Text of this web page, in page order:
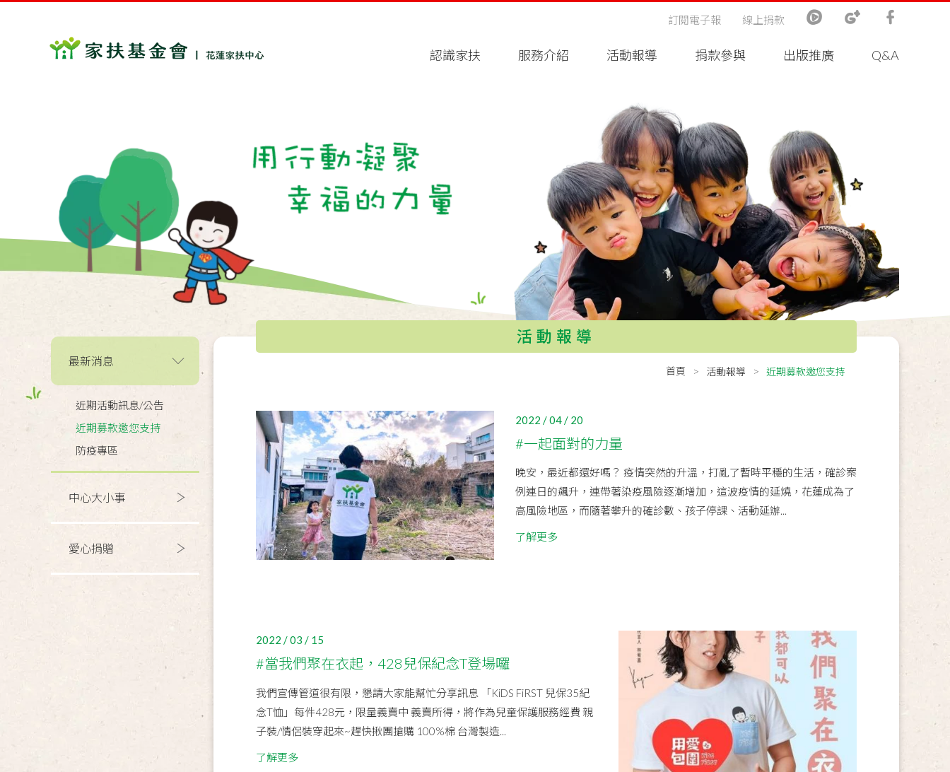
認識家扶 服務介紹 活動報導 捐款參與 出版推廣 Q&A
訂閱電子報 線上捐款
最新消息
近期活動訊息/公告
近期募款邀您支持
防疫專區
中心大小事
愛心捐贈
活動報導
首頁 活動報導 近期募款邀您支持
2022 / 04 / 20
#一起面對的力量
晚安，最近都還好嗎？ 疫情突然的升溫，打亂了暫時平穩的生活，確診案
例連日的飆升，連帶著染疫風險逐漸增加，這波疫情的延燒，花蓮成為了
高風險地區，而隨著攀升的確診數、孩子停課、活動延辦...
了解更多
2022 / 03 / 15
#當我們聚在衣起，428兒保紀念T登場囉
我們宣傳管道很有限，懇請大家能幫忙分享訊息 「KiDS FiRST 兒保35紀
念T恤」每件428元，限量義賣中 義賣所得，將作為兒童保護服務經費 親
子裝/情侶裝穿起來~趕快揪團搶購 100%棉 台灣製造...
了解更多